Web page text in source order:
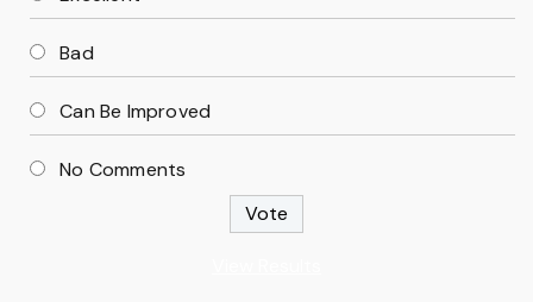
Bad
Can Be Improved
No Comments